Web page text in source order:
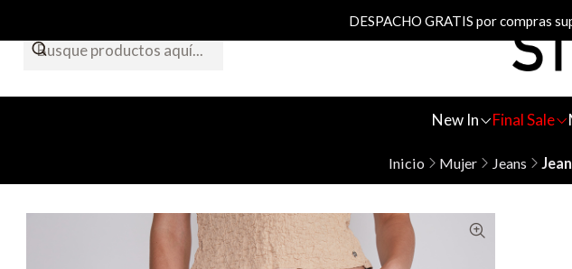
New In Final Sale
DESPACHO GRATIS por compras
Inicio Mujer Jeans